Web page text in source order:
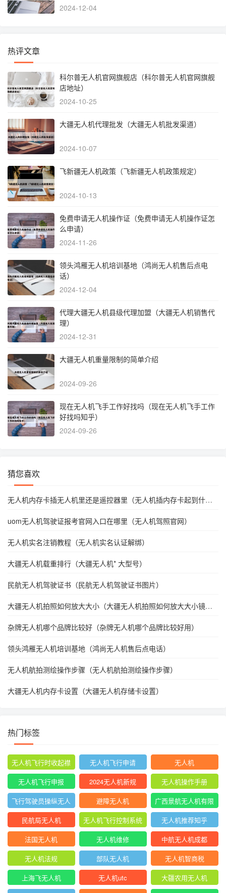
2024-12-04
热评文章
科尔普无人机官网旗舰店（科尔普无人机官网旗舰
店地址）
2024-10-25
大疆无人机代理批发（大疆无人机批发渠道）
2024-10-07
飞新疆无人机政策（飞新疆无人机政策规定）
2024-10-13
免费申请无人机操作证（免费申请无人机操作证怎
么申请）
2024-11-26
领头鸿雁无人机培训基地（鸿尚无人机售后点电
话）
2024-12-04
代理大疆无人机县级代理加盟（大疆无人机销售代
理）
2024-12-31
大疆无人机重量限制的简单介绍
2024-09-26
现在无人机飞手工作好找吗（现在无人机飞手工作
好找吗知乎）
2024-09-26
猜您喜欢
无人机内存卡插无人机里还是遥控器里（无人机插内存卡起到什么
uom无人机驾驶证报考官网入口在哪里（无人机驾照官网）
无人机实名注销教程（无人机实名认证解绑）
大疆无人机载重排行（大疆无人机* 大型号）
民航无人机驾驶证书（民航无人机驾驶证书图片）
大疆无人机拍照如何放大大小（大疆无人机拍照如何放大大小镜
杂牌无人机哪个品牌比较好（杂牌无人机哪个品牌比较好用）
领头鸿雁无人机培训基地（鸿尚无人机售后点电话）
无人机航拍测绘操作步骤（无人机航拍测绘操作步骤）
大疆无人机内存卡设置（大疆无人机存储卡设置）
热门标签
无人机飞行时收起襟
翼
无人机飞行申请
无人机
无人机飞行申报
2024无人机新规
无人机操作手册
飞行驾驶员操纵无人
机坡度转弯时
避障无人机
广西景航无人机有限
公司官网首页
民航局无人机
无人机飞行控制系统
中的pid控制器
无人机推荐知乎
法国无人机
无人机维修
中航无人机成都
无人机法规
部队无人机
无人机智商税
上海飞无人机
无人机utc
大疆农用无人机